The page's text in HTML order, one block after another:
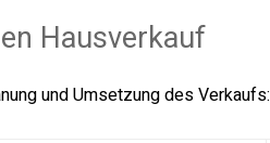
Hausverkauf
und Umsetzung des Verkaufs: